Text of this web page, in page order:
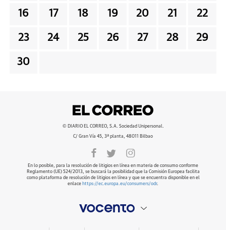
16 17 18 19 20 21 22
23 24 25 26 27 28 29
30
© DIARIO EL CORREO, S.A. Sociedad Unipersonal.
C/ Gran Vía 45, 3ª planta, 48011 Bilbao
En lo posible, para la resolución de litigios en línea en materia de consumo conforme
Reglamento (UE) 524/2013, se buscará la posibilidad que la Comisión Europea facilita
como plataforma de resolución de litigios en línea y que se encuentra disponible en el
enlace https://ec.europa.eu/consumers/odr.